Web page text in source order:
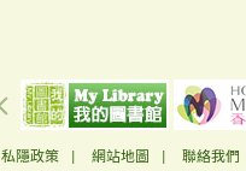
私隱政策 網站地圖 聯絡我們